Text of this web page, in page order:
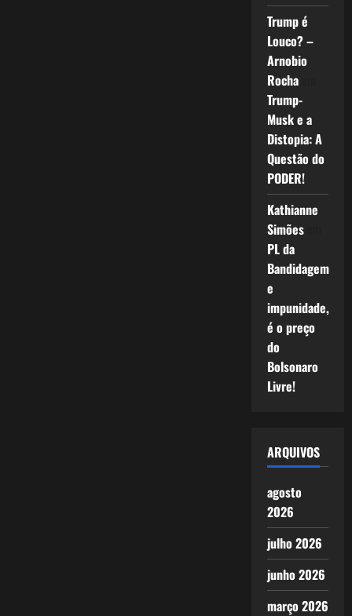
Trump é
Louco? –
Arnobio
Rochaem
Trump-
Musk e a
Distopia: A
Questão do
PODER!
Kathianne
Simõesem
PL da
Bandidagem
e
impunidade,
é o preço
do
Bolsonaro
Livre!
ARQUIVOS
agosto
2026
julho 2026
junho 2026
março 2026